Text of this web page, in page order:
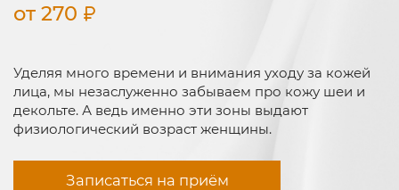
от 270
Уделяя много времени и внимания уходу за кожей
лица, мы незаслуженно забываем про кожу шеи и
декольте. А ведь именно эти зоны выдают
физиологический возраст женщины.
Записаться на приём